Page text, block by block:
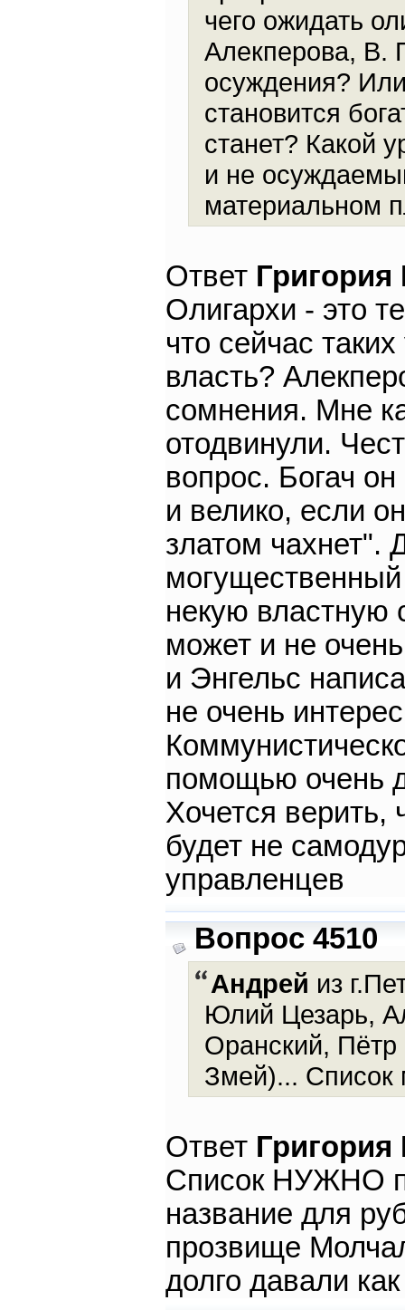
чего ожидать
Алекперова, В.
осуждения?
становится
станет? Какой
и не
материальном
Ответ
Олигархи - это
что сейчас
власть?
сомнения. Мне
отодвинули.
вопрос. Богач
и велико, если
златом чахнет".
могущественный
некую властную
может и не
и Энгельс
не очень
помощью очень
Хочется
будет не
управленцев
Вопрос 4510
Андрей из
Юлий Цезарь,
Оранский,
Змей)... Список
Ответ
Список НУЖНО
название для
прозвище
долго давали